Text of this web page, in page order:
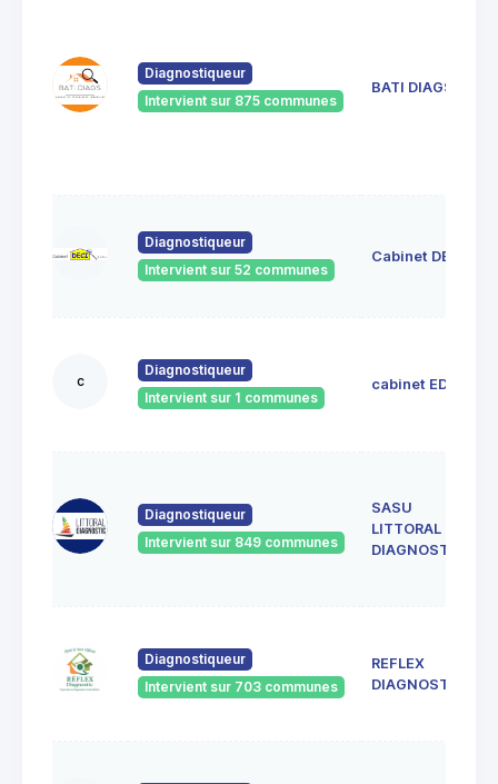
Diagnostiqueur
Intervient sur 875 communes
BATI DIAGS
Diagnostiqueur
Intervient sur 52 communes
Cabinet DECI
c
Diagnostiqueur
Intervient sur 1 communes
cabinet EDIL
Diagnostiqueur
Intervient sur 849 communes
SASU
LITTORAL
DIAGNOSTIC
Diagnostiqueur
Intervient sur 703 communes
REFLEX
DIAGNOSTIC